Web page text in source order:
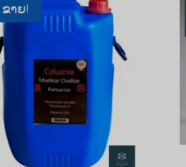
ຂາຍ!